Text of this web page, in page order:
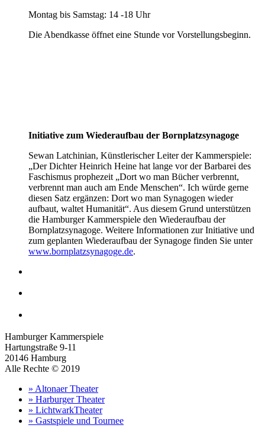
Montag bis Samstag: 14 -18 Uhr
Die Abendkasse öffnet eine Stunde vor Vorstellungsbeginn.
Initiative zum Wiederaufbau der Bornplatzsynagoge
Sewan Latchinian, Künstlerischer Leiter der Kammerspiele:
„Der Dichter Heinrich Heine hat lange vor der Barbarei des
Faschismus prophezeit „Dort wo man Bücher verbrennt,
verbrennt man auch am Ende Menschen“. Ich würde gerne
diesen Satz ergänzen: Dort wo man Synagogen wieder
aufbaut, waltet Humanität“. Aus diesem Grund unterstützen
die Hamburger Kammerspiele den Wiederaufbau der
Bornplatzsynagoge. Weitere Informationen zur Initiative und
zum geplanten Wiederaufbau der Synagoge finden Sie unter
www.bornplatzsynagoge.de.
Hamburger Kammerspiele
Hartungstraße 9-11
20146 Hamburg
Alle Rechte © 2019
» Altonaer Theater
» Harburger Theater
» LichtwarkTheater
» Gastspiele und Tournee